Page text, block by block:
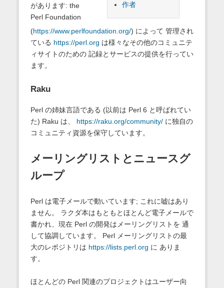
作者
があります: the
Perl Foundation
(https://www.perlfoundation.org/) によって 管理され
ている https://perl.org は様々なその他のコミュニテ
ィサイトのための 記録とサービスの提供を行ってい
ます。
Raku
Perl の姉妹言語である (以前は Perl 6 と呼ばれてい
た) Raku は、 https://raku.org/community/に独自の
コミュニティ資源を保守しています。
メーリングリストとニュースグ
ループ
Perl は電子メールで動いています; これに嘘はあり
ません。 ラクダ本はもともとほとんど電子メールで
書かれ、現在 Perl の開発はメーリングリストを 通
して協調しています。 Perl メーリングリストの最
大のレポジトリは https://lists.perl.org に ありま
す。
ほとんどの Perl 関連のプロジェクトはユーザー向